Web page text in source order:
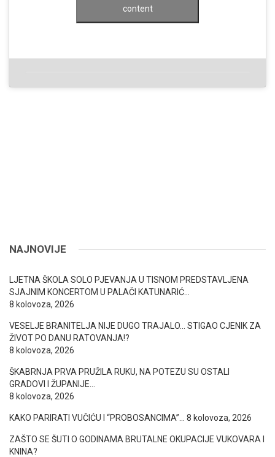
content
NAJNOVIJE
LJETNA ŠKOLA SOLO PJEVANJA U TISNOM PREDSTAVLJENA
SJAJNIM KONCERTOM U PALAČI KATUNARIĆ…
8 kolovoza, 2026
VESELJE BRANITELJA NIJE DUGO TRAJALO… STIGAO CJENIK ZA
ŽIVOT PO DANU RATOVANJA!?
8 kolovoza, 2026
ŠKABRNJA PRVA PRUŽILA RUKU, NA POTEZU SU OSTALI
GRADOVI I ŽUPANIJE…
8 kolovoza, 2026
KAKO PARIRATI VUČIĆU I “PROBOSANCIMA”… 8 kolovoza, 2026
ZAŠTO SE ŠUTI O GODINAMA BRUTALNE OKUPACIJE VUKOVARA I
KNINA?